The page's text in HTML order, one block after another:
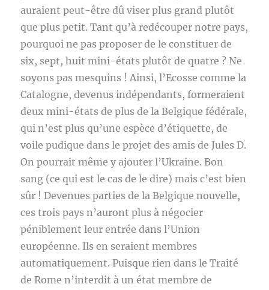
auraient peut-être dû viser plus grand plutôt
que plus petit. Tant qu’à redécouper notre pays,
pourquoi ne pas proposer de le constituer de
six, sept, huit mini-états plutôt de quatre ? Ne
soyons pas mesquins ! Ainsi, l’Ecosse comme la
Catalogne, devenus indépendants, formeraient
deux mini-états de plus de la Belgique fédérale,
qui n’est plus qu’une espèce d’étiquette, de
voile pudique dans le projet des amis de Jules D.
On pourrait même y ajouter l’Ukraine. Bon
sang (ce qui est le cas de le dire) mais c’est bien
sûr ! Devenues parties de la Belgique nouvelle,
ces trois pays n’auront plus à négocier
péniblement leur entrée dans l’Union
européenne. Ils en seraient membres
automatiquement. Puisque rien dans le Traité
de Rome n’interdit à un état membre de